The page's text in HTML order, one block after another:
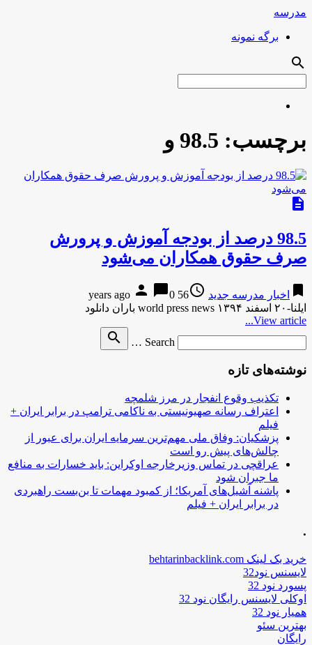
مدرسه
برگه نمونه
search
برچسب: 98.5 و
description
98.5 درصد از بودجه آموزش و پرورش
صرف حقوق همکاران می‌شود
bookmark اخبار مدرسه جدید access_time
56 years ago
person chat_bubble0
ایلنا-۲۰ اسفند ۱۳۹۴ world press news باران دانلود
View article...
Search …
search
نوشته‌های تازه
تکذیب وقوع انفجار در مرز شلمچه
اعتراف رسانه صهیونیستی به ناکامی ترامپ در برابر ایران +
فیلم
پزشکیان: وفاق ملی مهم‌ترین سرمایه ایران برای عبور از
چالش‌های پیش رو است
عراقچی در تماس وزیرخارجه اوکراین: باید خسارات به منافع
ما جبران شود
پاشنه آشیل‌های آمریکا؛ از کمبود مهمات تا بن‌بست راهبردی
در برابر ایران + فیلم
.
خرید بک لینک behtarinbacklink.com
لایسنس نود32
پسورد نود 32
اوکلی لایسنس رایگان نود 32
همیار نود 32
بهترین سئو
رایگان